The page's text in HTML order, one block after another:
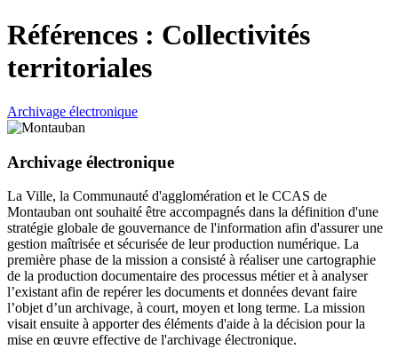
Références : Collectivités
territoriales
Archivage électronique
Archivage électronique
La Ville, la Communauté d'agglomération et le CCAS de
Montauban ont souhaité être accompagnés dans la définition d'une
stratégie globale de gouvernance de l'information afin d'assurer une
gestion maîtrisée et sécurisée de leur production numérique. La
première phase de la mission a consisté à réaliser une cartographie
de la production documentaire des processus métier et à analyser
l’existant afin de repérer les documents et données devant faire
l’objet d’un archivage, à court, moyen et long terme. La mission
visait ensuite à apporter des éléments d'aide à la décision pour la
mise en œuvre effective de l'archivage électronique.